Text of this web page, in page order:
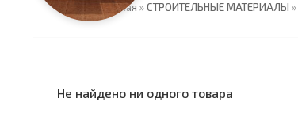
Главная »СТРОИТЕЛЬНЫЕ МАТЕРИАЛЫ »
Не найдено ни одного товара